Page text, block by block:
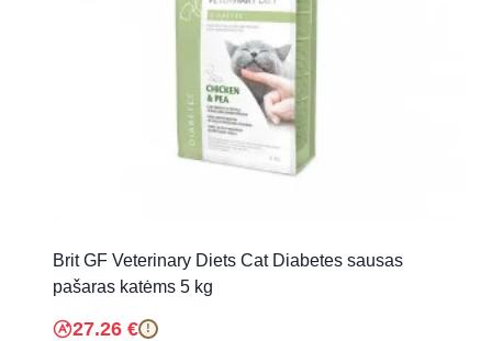
Brit GF Veterinary Diets Cat Diabetes sausas
pašaras katėms 5 kg
27.26 € !